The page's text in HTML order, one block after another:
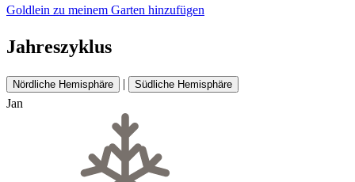
Goldlein zu meinem Garten hinzufügen
Jahreszyklus
Nördliche Hemisphäre | Südliche Hemisphäre
Jan